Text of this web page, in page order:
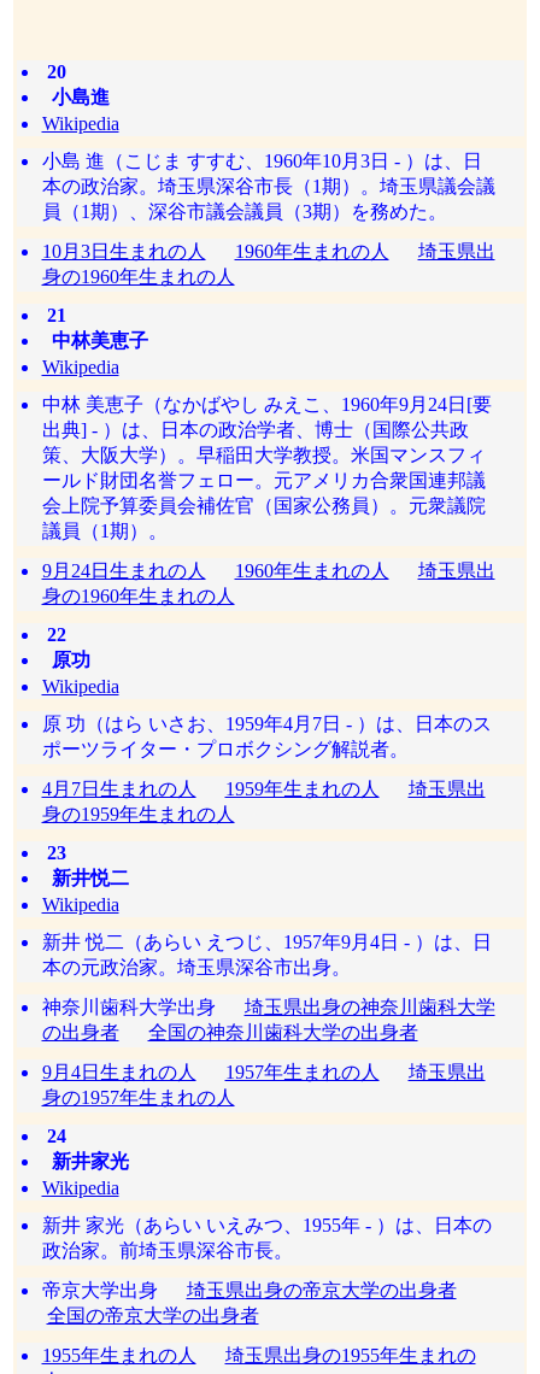
20
小島進
Wikipedia
小島 進（こじま すすむ、1960年10月3日 - ）は、日
本の政治家。埼玉県深谷市長（1期）。埼玉県議会議
員（1期）、深谷市議会議員（3期）を務めた。
10月3日生まれの人
1960年生まれの人
埼玉県出
身の1960年生まれの人
21
中林美恵子
Wikipedia
中林 美恵子（なかばやし みえこ、1960年9月24日[要
出典] - ）は、日本の政治学者、博士（国際公共政
策、大阪大学）。早稲田大学教授。米国マンスフィ
ールド財団名誉フェロー。元アメリカ合衆国連邦議
会上院予算委員会補佐官（国家公務員）。元衆議院
議員（1期）。
9月24日生まれの人
1960年生まれの人
埼玉県出
身の1960年生まれの人
22
原功
Wikipedia
原 功（はら いさお、1959年4月7日 - ）は、日本のス
ポーツライター・プロボクシング解説者。
4月7日生まれの人
1959年生まれの人
埼玉県出
身の1959年生まれの人
23
新井悦二
Wikipedia
新井 悦二（あらい えつじ、1957年9月4日 - ）は、日
本の元政治家。埼玉県深谷市出身。
神奈川歯科大学出身 埼玉県出身の神奈川歯科大学
の出身者
全国の神奈川歯科大学の出身者
9月4日生まれの人
1957年生まれの人
埼玉県出
身の1957年生まれの人
24
新井家光
Wikipedia
新井 家光（あらい いえみつ、1955年 - ）は、日本の
政治家。前埼玉県深谷市長。
帝京大学出身 埼玉県出身の帝京大学の出身者
全国の帝京大学の出身者
1955年生まれの人
埼玉県出身の1955年生まれの